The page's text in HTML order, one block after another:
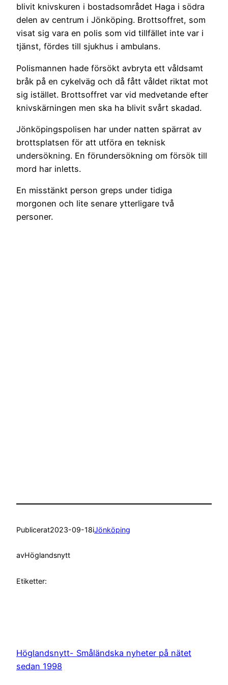
blivit knivskuren i bostadsområdet Haga i södra
delen av centrum i Jönköping. Brottsoffret, som
visat sig vara en polis som vid tillfället inte var i
tjänst, fördes till sjukhus i ambulans.
Polismannen hade försökt avbryta ett våldsamt
bråk på en cykelväg och då fått våldet riktat mot
sig istället. Brottsoffret var vid medvetande efter
knivskärningen men ska ha blivit svårt skadad.
Jönköpingspolisen har under natten spärrat av
brottsplatsen för att utföra en teknisk
undersökning. En förundersökning om försök till
mord har inletts.
En misstänkt person greps under tidiga
morgonen och lite senare ytterligare två
personer.
Publicerat2023-09-18iJönköping
avHöglandsnytt
Etiketter:
Höglandsnytt- Småländska nyheter på nätet
sedan 1998